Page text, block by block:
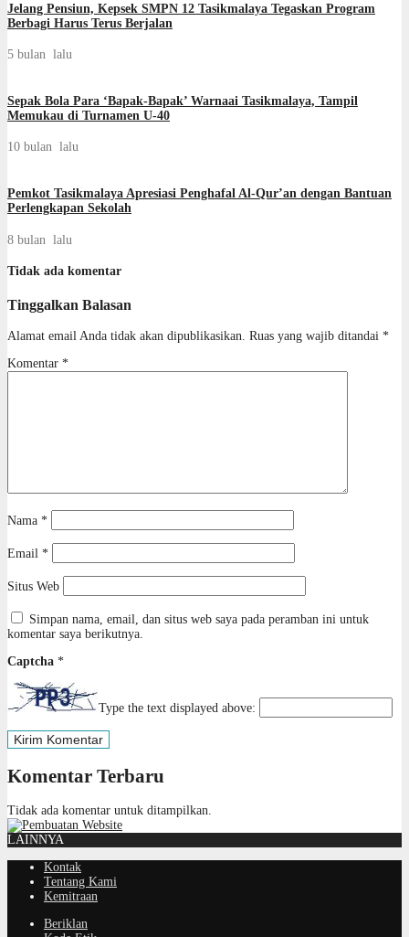
Jelang Pensiun, Kepsek SMPN 12 Tasikmalaya Tegaskan Program
Berbagi Harus Terus Berjalan
5 bulan lalu
Sepak Bola Para ‘Bapak-Bapak’ Warnaai Tasikmalaya, Tampil
Memukau di Turnamen U-40
10 bulan lalu
Pemkot Tasikmalaya Apresiasi Penghafal Al-Qur’an dengan Bantuan
Perlengkapan Sekolah
8 bulan lalu
Tidak ada komentar
Tinggalkan Balasan
Alamat email Anda tidak akan dipublikasikan. Ruas yang wajib ditandai *
Komentar *
Nama *
Email *
Situs Web
Simpan nama, email, dan situs web saya pada peramban ini untuk
komentar saya berikutnya.
Captcha *
Type the text displayed above:
Komentar Terbaru
Tidak ada komentar untuk ditampilkan.
LAINNYA
Kontak
Tentang Kami
Kemitraan
Beriklan